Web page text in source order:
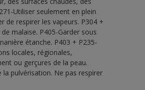
Utiliser seulement en plein
de respirer les vapeurs. P304 +
malaise. P405-Garder sous
étanche. P403 + P235-
locales, régionales,
ou gerçures de la peau.
pulvérisation. Ne pas respirer